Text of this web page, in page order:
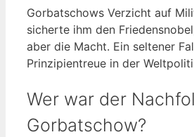
Gorbatschows Verzicht auf
sicherte ihm den
aber die Macht. Ein seltener
Prinzipientreue in der
Wer war der
Gorbatschow?